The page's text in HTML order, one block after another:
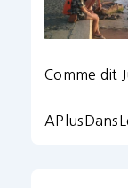
Comme dit